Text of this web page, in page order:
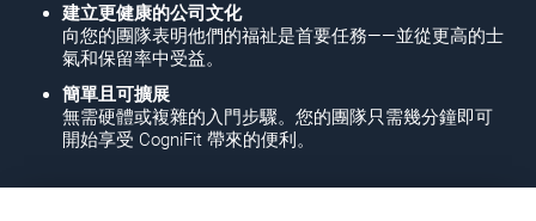
建立更健康的公司文化
向您的團隊表明他們的福祉是首要任務——並從更高的士
氣和保留率中受益。
簡單且可擴展
無需硬體或複雜的入門步驟。您的團隊只需幾分鐘即可
開始享受 CogniFit 帶來的便利。